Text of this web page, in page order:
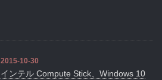
2015-10-30
インテル Compute Stick、Windows 10